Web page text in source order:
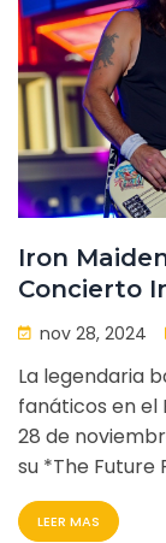
Iron
Concierto
Nacional y
50
nov 28, 2024
La legendaria
fanáticos en el
28 de
su *The Future
conexión con
incluyó temas
LEER MAS